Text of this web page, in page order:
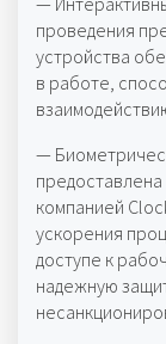
проведения
устройства
в работе,
—
предоставлена
компанией
ускорения
доступе к
надежную